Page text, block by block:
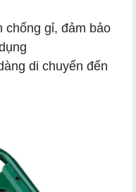
gỉ, đảm bảo
di chuyển đến